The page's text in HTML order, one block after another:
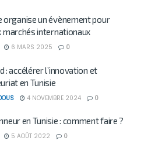
organise un évènement pour
marchés internationaux
6 MARS 2025 0
: accélérer l’innovation et
en Tunisie
4 NOVEMBRE 2024 0
en Tunisie : comment faire ?
5 AOÛT 2022 0